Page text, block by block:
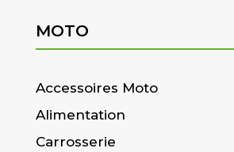
MOTO
Accessoires Moto
Alimentation
Carrosserie